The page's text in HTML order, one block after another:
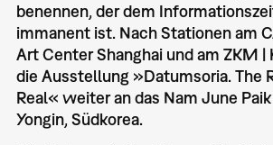
benennen, der dem
immanent ist. Nach Stationen am
Art Center Shanghai und am ZKM |
die Ausstellung »Datumsoria. The
Real« weiter an das Nam June
Yongin, Südkorea.